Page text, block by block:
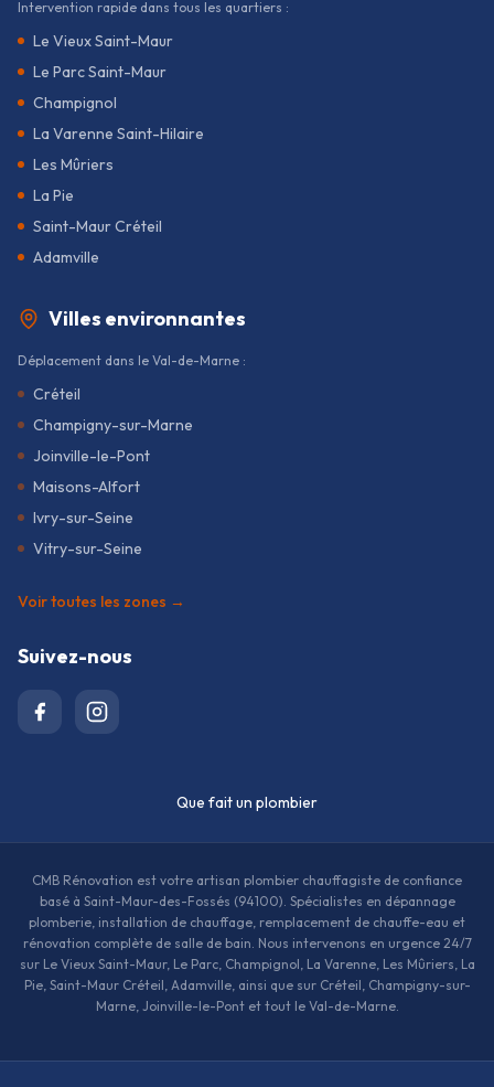
Intervention rapide dans tous les quartiers :
Le Vieux Saint-Maur
Le Parc Saint-Maur
Champignol
La Varenne Saint-Hilaire
Les Mûriers
La Pie
Saint-Maur Créteil
Adamville
Villes environnantes
Déplacement dans le Val-de-Marne :
Créteil
Champigny-sur-Marne
Joinville-le-Pont
Maisons-Alfort
Ivry-sur-Seine
Vitry-sur-Seine
Voir toutes les zones →
Suivez-nous
Que fait un plombier
CMB Rénovation est votre artisan plombier chauffagiste de confiance
basé à Saint-Maur-des-Fossés (94100). Spécialistes en dépannage
plomberie, installation de chauffage, remplacement de chauffe-eau et
rénovation complète de salle de bain. Nous intervenons en urgence 24/7
sur Le Vieux Saint-Maur, Le Parc, Champignol, La Varenne, Les Mûriers, La
Pie, Saint-Maur Créteil, Adamville, ainsi que sur Créteil, Champigny-sur-
Marne, Joinville-le-Pont et tout le Val-de-Marne.